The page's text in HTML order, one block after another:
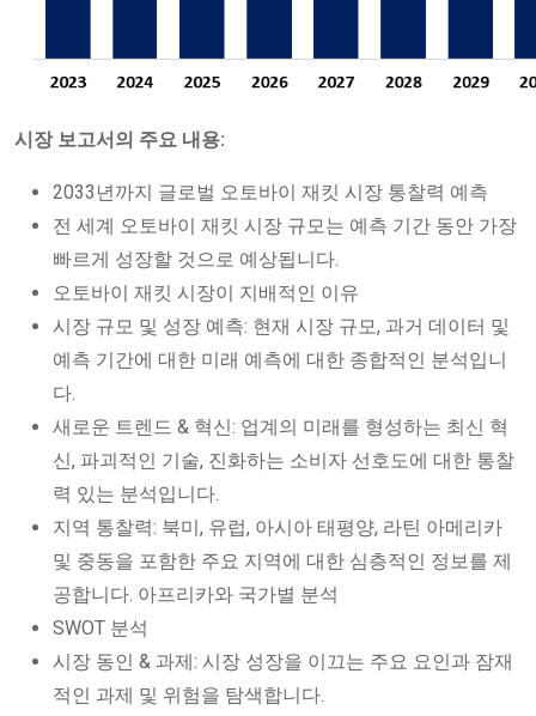
시장 보고서의 주요 내용:
2033년까지 글로벌 오토바이 재킷 시장 통찰력 예측
전 세계 오토바이 재킷 시장 규모는 예측 기간 동안 가장
빠르게 성장할 것으로 예상됩니다.
오토바이 재킷 시장이 지배적인 이유
시장 규모 및 성장 예측: 현재 시장 규모, 과거 데이터 및
예측 기간에 대한 미래 예측에 대한 종합적인 분석입니
다.
새로운 트렌드 & 혁신: 업계의 미래를 형성하는 최신 혁
신, 파괴적인 기술, 진화하는 소비자 선호도에 대한 통찰
력 있는 분석입니다.
지역 통찰력: 북미, 유럽, 아시아 태평양, 라틴 아메리카
및 중동을 포함한 주요 지역에 대한 심층적인 정보를 제
공합니다. 아프리카와 국가별 분석
SWOT 분석
시장 동인 & 과제: 시장 성장을 이끄는 주요 요인과 잠재
적인 과제 및 위험을 탐색합니다.